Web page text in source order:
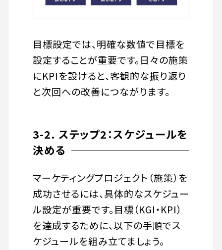
目標設定では、明確な数値で目標を
設定することが重要です。日々の施策
にKPIを設けると、客観的な振り返り
と次回への改善につながります。
3-2. ステップ2：スケジュールを
決める
マーケティングプロジェクト（施策）を
成功させるには、具体的なスケジュー
ル設定が重要です。目標（KGI・KPI）
を達成するために、以下の手順でス
ケジュールを組み立てましょう。